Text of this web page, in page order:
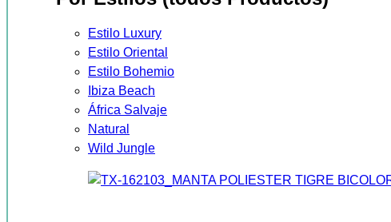
Estilo Luxury
Estilo Oriental
Estilo Bohemio
Ibiza Beach
África Salvaje
Natural
Wild Jungle